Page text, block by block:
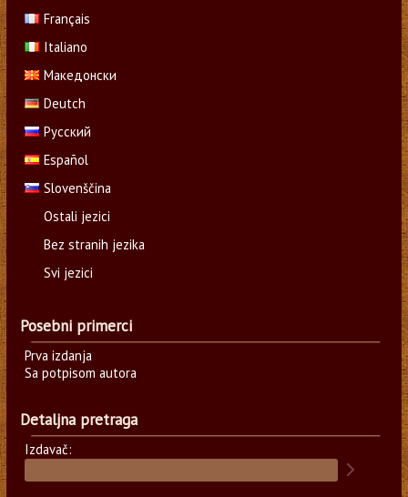
Français
Italiano
Македонски
Deutch
Русский
Español
Slovenščina
Ostali jezici
Bez stranih jezika
Svi jezici
Posebni primerci
Prva izdanja
Sa potpisom autora
Detaljna pretraga
Izdavač: